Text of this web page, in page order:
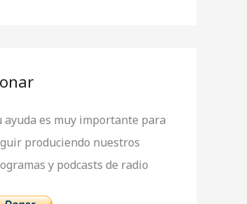
ayuda es muy importante para
produciendo nuestros
y podcasts de radio